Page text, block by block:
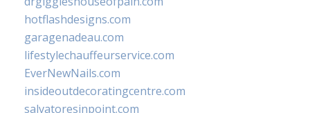
hotflashdesigns.com
garagenadeau.com
lifestylechauffeurservice.com
EverNewNails.com
insideoutdecoratingcentre.com
salvatoresinpoint.com